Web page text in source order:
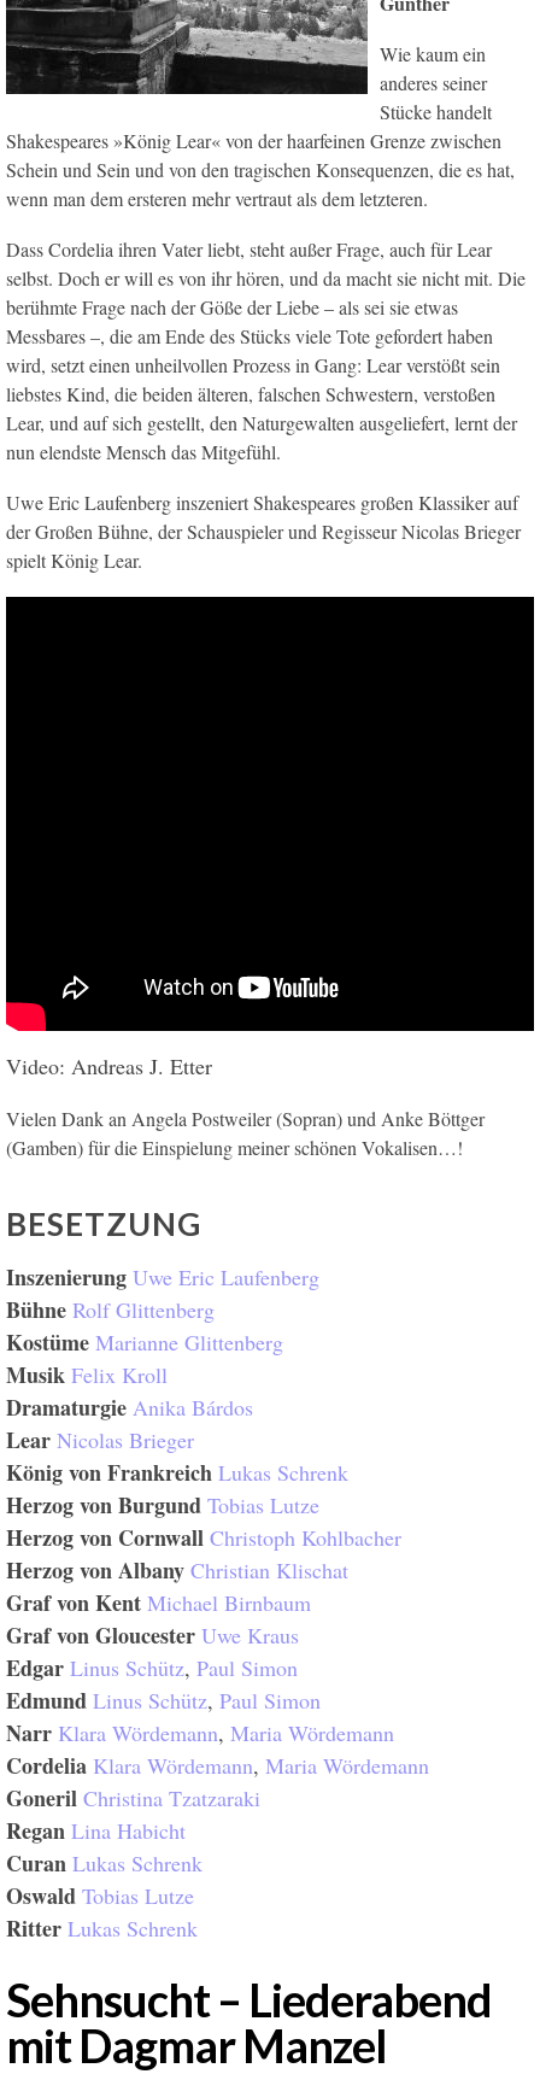
Wie kaum ein
anderes seiner
Stücke handelt
Shakespeares »König Lear« von der haarfeinen Grenze zwischen
Schein und Sein und von den tragischen Konsequenzen, die es hat,
wenn man dem ersteren mehr vertraut als dem letzteren.
Dass Cordelia ihren Vater liebt, steht außer Frage, auch für Lear
selbst. Doch er will es von ihr hören, und da macht sie nicht mit. Die
berühmte Frage nach der Göße der Liebe – als sei sie etwas
Messbares –, die am Ende des Stücks viele Tote gefordert haben
wird, setzt einen unheilvollen Prozess in Gang: Lear verstößt sein
liebstes Kind, die beiden älteren, falschen Schwestern, verstoßen
Lear, und auf sich gestellt, den Naturgewalten ausgeliefert, lernt der
nun elendste Mensch das Mitgefühl.
Uwe Eric Laufenberg inszeniert Shakespeares großen Klassiker auf
der Großen Bühne, der Schauspieler und Regisseur Nicolas Brieger
spielt König Lear.
Video: Andreas J. Etter
Vielen Dank an Angela Postweiler (Sopran) und Anke Böttger
(Gamben) für die Einspielung meiner schönen Vokalisen…!
BESETZUNG
Inszenierung Uwe Eric Laufenberg
Bühne Rolf Glittenberg
Kostüme Marianne Glittenberg
Musik Felix Kroll
Dramaturgie Anika Bárdos
Lear Nicolas Brieger
König von Frankreich Lukas Schrenk
Herzog von Burgund Tobias Lutze
Herzog von Cornwall Christoph Kohlbacher
Herzog von Albany Christian Klischat
Graf von Kent Michael Birnbaum
Graf von Gloucester Uwe Kraus
Edgar Linus Schütz, Paul Simon
Edmund Linus Schütz, Paul Simon
Narr Klara Wördemann, Maria Wördemann
Cordelia Klara Wördemann, Maria Wördemann
Goneril Christina Tzatzaraki
Regan Lina Habicht
Curan Lukas Schrenk
Oswald Tobias Lutze
Ritter Lukas Schrenk
Sehnsucht – Liederabend
mit Dagmar Manzel